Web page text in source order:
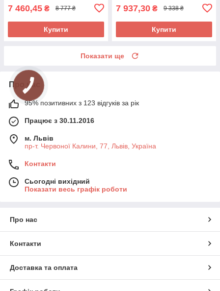
7 460,45 ₴ 8 777 ₴
Купити
7 937,30 ₴ 9 338 ₴
Купити
Показати ще
Про нас
95% позитивних з 123 відгуків за рік
Працює з 30.11.2016
м. Львів
пр-т. Червоної Калини, 77, Львів, Україна
Контакти
Сьогодні вихідний
Показати весь графік роботи
Про нас
Контакти
Доставка та оплата